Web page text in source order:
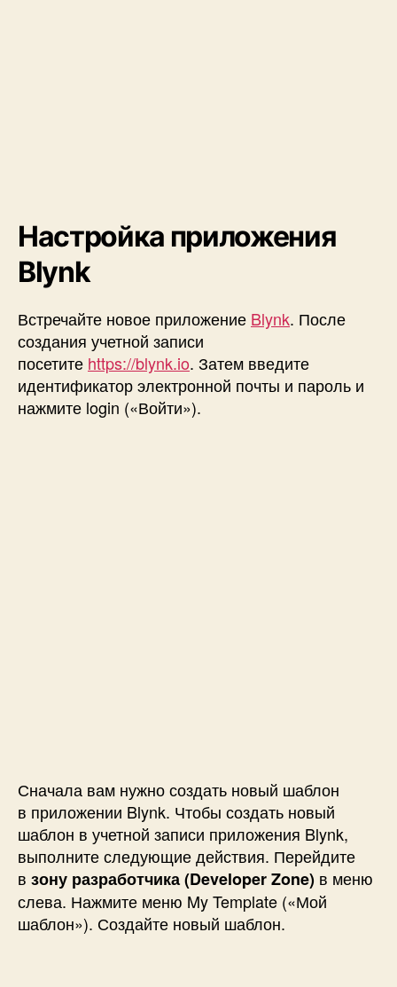
Настройка приложения
Blynk
Встречайте новое приложение Blynk. После
создания учетной записи
посетите https://blynk.io. Затем введите
идентификатор электронной почты и пароль и
нажмите login («Войти»).
Сначала вам нужно создать новый шаблон
в приложении Blynk. Чтобы создать новый
шаблон в учетной записи приложения Blynk,
выполните следующие действия. Перейдите
в зону разработчика (Developer Zone) в меню
слева. Нажмите меню My Template («Мой
шаблон»). Создайте новый шаблон.